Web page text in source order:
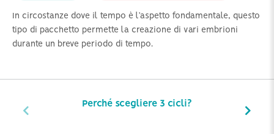
In circostanze dove il tempo è l’aspetto fondamentale, questo
tipo di pacchetto permette la creazione di vari embrioni
durante un breve periodo di tempo.
Perché scegliere 3 cicli?